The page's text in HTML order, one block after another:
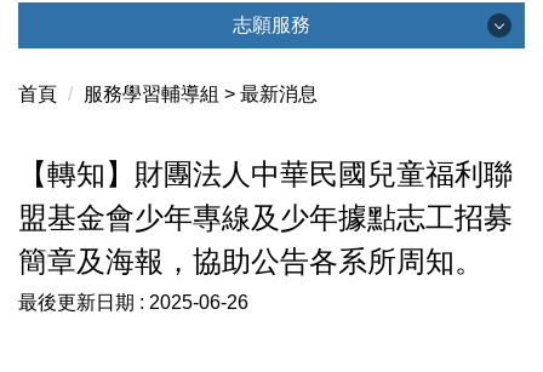
志願服務
志願服務
最新消息
志願服務簡介
教育訓練
首頁 服務學習輔導組 > 最新消息
【轉知】財團法人中華民國兒童福利聯
盟基金會少年專線及少年據點志工招募
簡章及海報，協助公告各系所周知。
最後更新日期 : 2025-06-26